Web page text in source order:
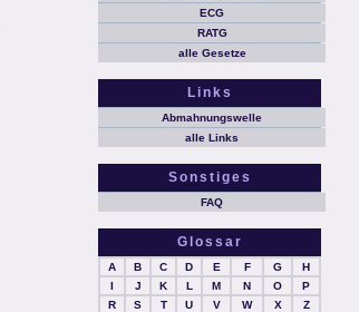
ECG
RATG
alle Gesetze
Links
Abmahnungswelle
alle Links
Sonstiges
FAQ
Glossar
A B C D E F G
H
I
J K L M N O
P
R
S T U V W X Z